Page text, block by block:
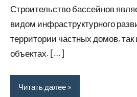
Строительство бассейнов
видом инфраструктурного
территории частных домов, так
объектах. […]
Читать далее